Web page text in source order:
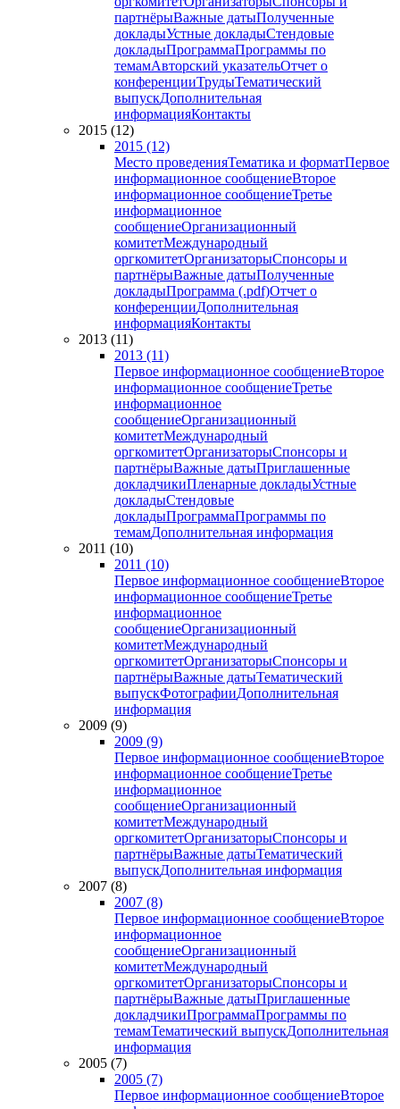
партнёрыВажные датыПолученные
докладыУстные докладыСтендовые
докладыПрограммаПрограммы по
темамАвторский указательОтчет о
конференцииТрудыТематический
выпускДополнительная
информацияКонтакты
2015 (12)
2015 (12)
Место проведенияТематика и форматПервое
информационное сообщениеВторое
информационное сообщениеТретье
информационное
сообщениеОрганизационный
комитетМеждународный
оргкомитетОрганизаторыСпонсоры и
партнёрыВажные датыПолученные
докладыПрограмма (.pdf)Отчет о
конференцииДополнительная
информацияКонтакты
2013 (11)
2013 (11)
Первое информационное сообщениеВторое
информационное сообщениеТретье
информационное
сообщениеОрганизационный
комитетМеждународный
оргкомитетОрганизаторыСпонсоры и
партнёрыВажные датыПриглашенные
докладчикиПленарные докладыУстные
докладыСтендовые
докладыПрограммаПрограммы по
темамДополнительная информация
2011 (10)
2011 (10)
Первое информационное сообщениеВторое
информационное сообщениеТретье
информационное
сообщениеОрганизационный
комитетМеждународный
оргкомитетОрганизаторыСпонсоры и
партнёрыВажные датыТематический
выпускФотографииДополнительная
информация
2009 (9)
2009 (9)
Первое информационное сообщениеВторое
информационное сообщениеТретье
информационное
сообщениеОрганизационный
комитетМеждународный
оргкомитетОрганизаторыСпонсоры и
партнёрыВажные датыТематический
выпускДополнительная информация
2007 (8)
2007 (8)
Первое информационное сообщениеВторое
информационное
сообщениеОрганизационный
комитетМеждународный
оргкомитетОрганизаторыСпонсоры и
партнёрыВажные датыПриглашенные
докладчикиПрограммаПрограммы по
темамТематический выпускДополнительная
информация
2005 (7)
2005 (7)
Первое информационное сообщениеВторое